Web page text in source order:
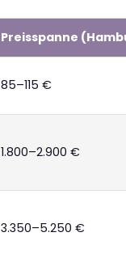
Preisspanne
85–115 €
1.800–2.900 €
3.350–5.250 €